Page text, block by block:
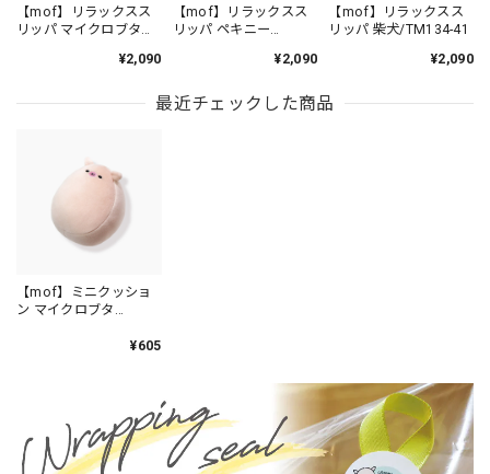
【mof】リラックスス
リッパ マイクロブタ
¥2,090
【mof】リラックスス
リッパ ペキニー
¥2,090
【mof】リラックスス
リッパ 柴犬/TM134-41
¥2,090
最近チェックした商品
【mof】ミニクッショ
ン マイクロブタ
¥605